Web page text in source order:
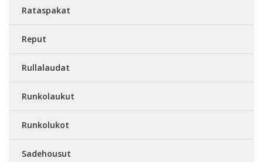
Rataspakat
Reput
Rullalaudat
Runkolaukut
Runkolukot
Sadehousut